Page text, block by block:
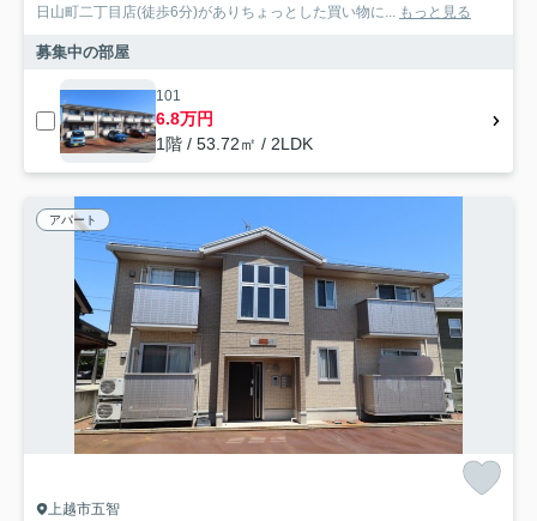
日山町二丁目店(徒歩6分)がありちょっとした買い物に... もっと見る
募集中の部屋
101
6.8万円
1階 / 53.72㎡ / 2LDK
アパート
上越市五智